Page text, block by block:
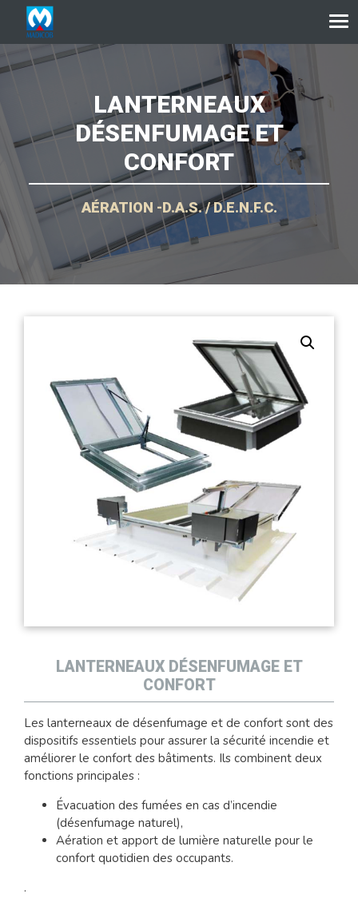
Aller au contenu
LANTERNEAUX
DÉSENFUMAGE ET
CONFORT
AÉRATION -D.A.S. / D.E.N.F.C.
LANTERNEAUX DÉSENFUMAGE ET
CONFORT
Les lanterneaux de désenfumage et de confort sont des
dispositifs essentiels pour assurer la sécurité incendie et
améliorer le confort des bâtiments. Ils combinent deux
fonctions principales :
Évacuation des fumées en cas d’incendie
(désenfumage naturel),
Aération et apport de lumière naturelle pour le
confort quotidien des occupants.
.